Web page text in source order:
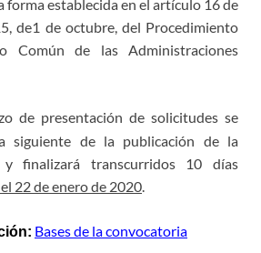
forma establecida en el artículo 16 de
de1 de octubre, del Procedimiento
Común de las Administraciones
de presentación de solicitudes se
siguiente de la publicación de la
y finalizará transcurridos 10 días
22 de enero de 2020
Bases de la convocatoria